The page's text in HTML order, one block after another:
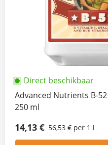
Direct beschikbaar
Advanced Nutrients B-
250 ml
14,13 € 56,53 € per 1 l